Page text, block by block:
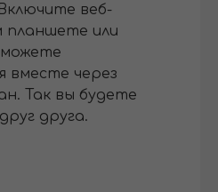
веб-
планшете или
вместе через
Так вы будете
друга.